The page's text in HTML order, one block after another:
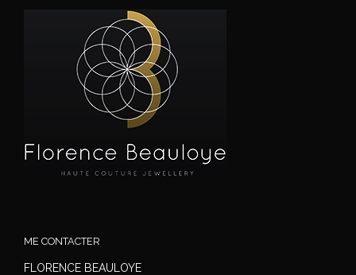
ME CONTACTER
FLORENCE BEAULOYE